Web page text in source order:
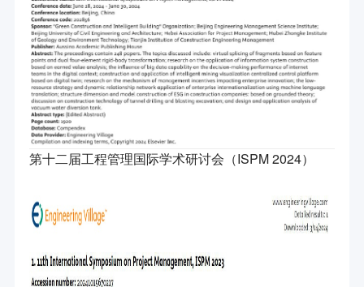
第十二届工程管理国际学术研讨会（ISPM 2024）